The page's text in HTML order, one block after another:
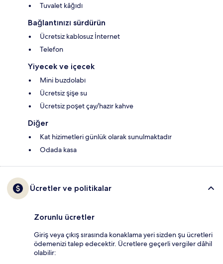
Tuvalet kâğıdı
Bağlantınızı sürdürün
Ücretsiz kablosuz İnternet
Telefon
Yiyecek ve içecek
Mini buzdolabı
Ücretsiz şişe su
Ücretsiz poşet çay/hazır kahve
Diğer
Kat hizimetleri günlük olarak sunulmaktadır
Odada kasa
Ücretler ve politikalar
Zorunlu ücretler
Giriş veya çıkış sırasında konaklama yeri sizden şu ücretleri
ödemenizi talep edecektir. Ücretlere geçerli vergiler dâhil
olabilir: